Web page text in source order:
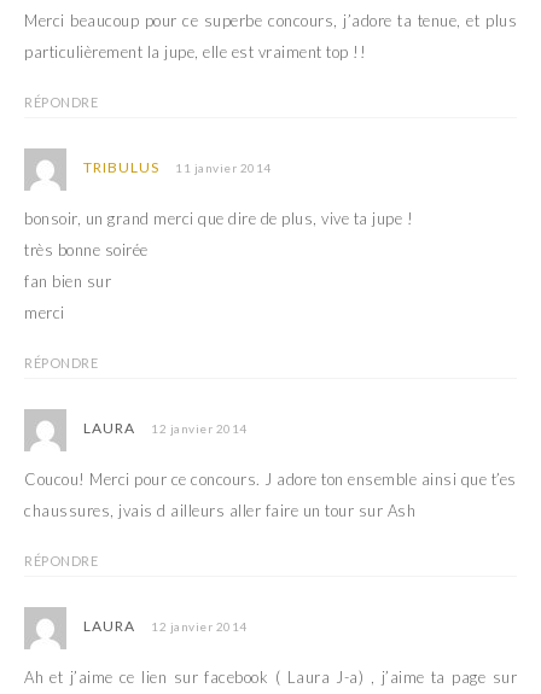
Merci beaucoup pour ce superbe concours, j’adore ta tenue, et plus
particulièrement la jupe, elle est vraiment top !!
RÉPONDRE
TRIBULUS 11 janvier 2014
bonsoir, un grand merci que dire de plus, vive ta jupe !
très bonne soirée
fan bien sur
merci
RÉPONDRE
LAURA 12 janvier 2014
Coucou! Merci pour ce concours. J adore ton ensemble ainsi que t’es
chaussures, jvais d ailleurs aller faire un tour sur Ash
RÉPONDRE
LAURA 12 janvier 2014
Ah et j’aime ce lien sur facebook ( Laura J-a) , j’aime ta page sur